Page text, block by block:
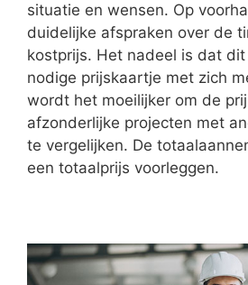
situatie en wensen. Op
duidelijke afspraken over de
kostprijs. Het nadeel is dat
nodige prijskaartje met zich
wordt het moeilijker om de
afzonderlijke projecten met
te vergelijken. De
een totaalprijs voorleggen.